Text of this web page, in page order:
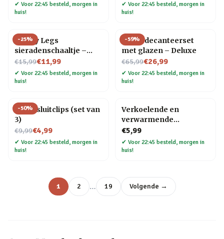
✔ Voor 22:45 besteld, morgen in
huis!
✔ Voor 22:45 besteld, morgen in
huis!
-25%
Happy Legs
sieradenschaaltje –
Rood/pumps
€15,99
Nu voor€11,99
✔ Voor 22:45 besteld, morgen in
huis!
-59%
Globe decanteerset
met glazen – Deluxe
€65,99
Nu voor€26,99
✔ Voor 22:45 besteld, morgen in
huis!
-50%
Kat afsluitclips (set van
3)
€9,99
Nu voor€4,99
✔ Voor 22:45 besteld, morgen in
huis!
Verkoelende en
verwarmende
hoofdband
€5,99
✔ Voor 22:45 besteld, morgen in
huis!
1 2 … 19 Volgende →